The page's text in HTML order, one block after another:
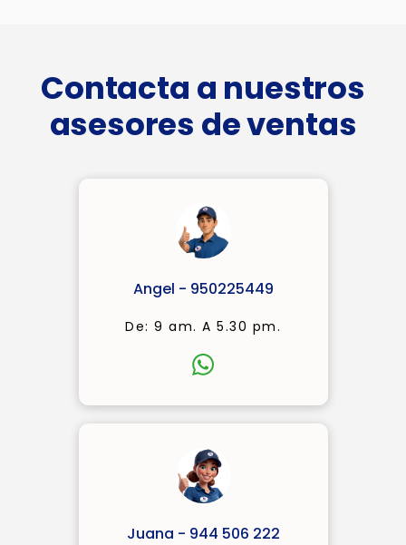
Contacta a nuestros
asesores de ventas
Angel - 950225449
De: 9 am. A 5.30 pm.
Juana - 944 506 222